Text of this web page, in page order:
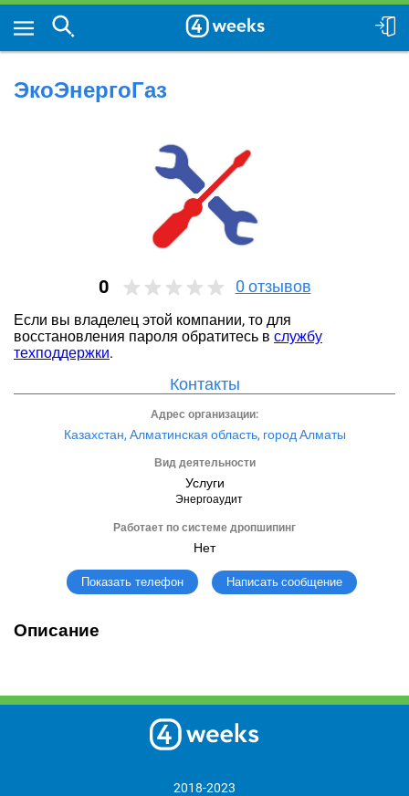
ЭкоЭнергоГаз
0 0 отзывов
Если вы владелец этой компании, то для
восстановления пароля обратитесь в службу
техподдержки.
Контакты
Адрес организации:
Казахстан, Алматинская область, город Алматы
Вид деятельности
Услуги
Энергоаудит
Работает по системе дропшипинг
Нет
Показать телефон Написать сообщение
Описание
2018-2023